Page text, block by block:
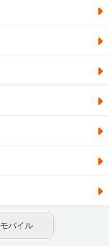
モバイル